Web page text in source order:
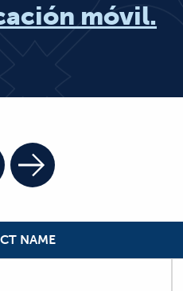
móvil.
NAME